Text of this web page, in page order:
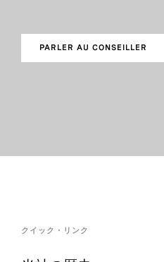
PARLER AU CONSEILLER
クイック・リンク